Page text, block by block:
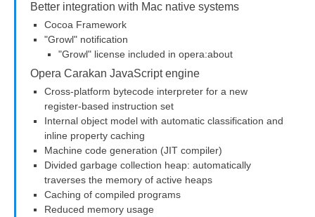
Better integration with Mac native systems
Cocoa Framework
"Growl" notification
"Growl" license included in opera:about
Opera Carakan JavaScript engine
Cross-platform bytecode interpreter for a new
register-based instruction set
Internal object model with automatic classification and
inline property caching
Machine code generation (JIT compiler)
Divided garbage collection heap: automatically
traverses the memory of active heaps
Caching of compiled programs
Reduced memory usage